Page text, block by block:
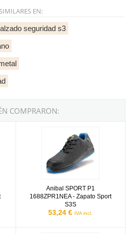
EN:
seguridad s3
COMPRARON:
Anibal SPORT P1
1688ZPR1NEA - Zapato Sport
S3S
53,24 € IVA incl.